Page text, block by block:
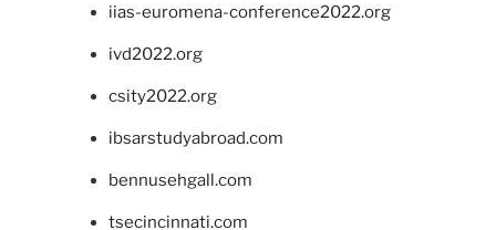
iias-euromena-conference2022.org
ivd2022.org
csity2022.org
ibsarstudyabroad.com
bennusehgall.com
tsecincinnati.com